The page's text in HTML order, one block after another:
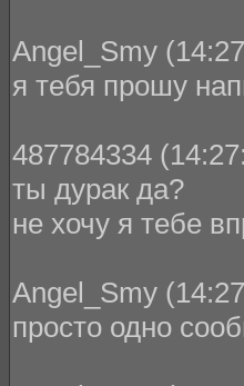
Angel_Smy
я тебя прошу
487784334
ты дурак да?
не хочу я тебе
Angel_Smy
просто одно